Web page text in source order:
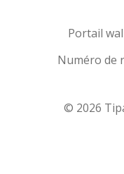
Portail
Numéro de
© 2026